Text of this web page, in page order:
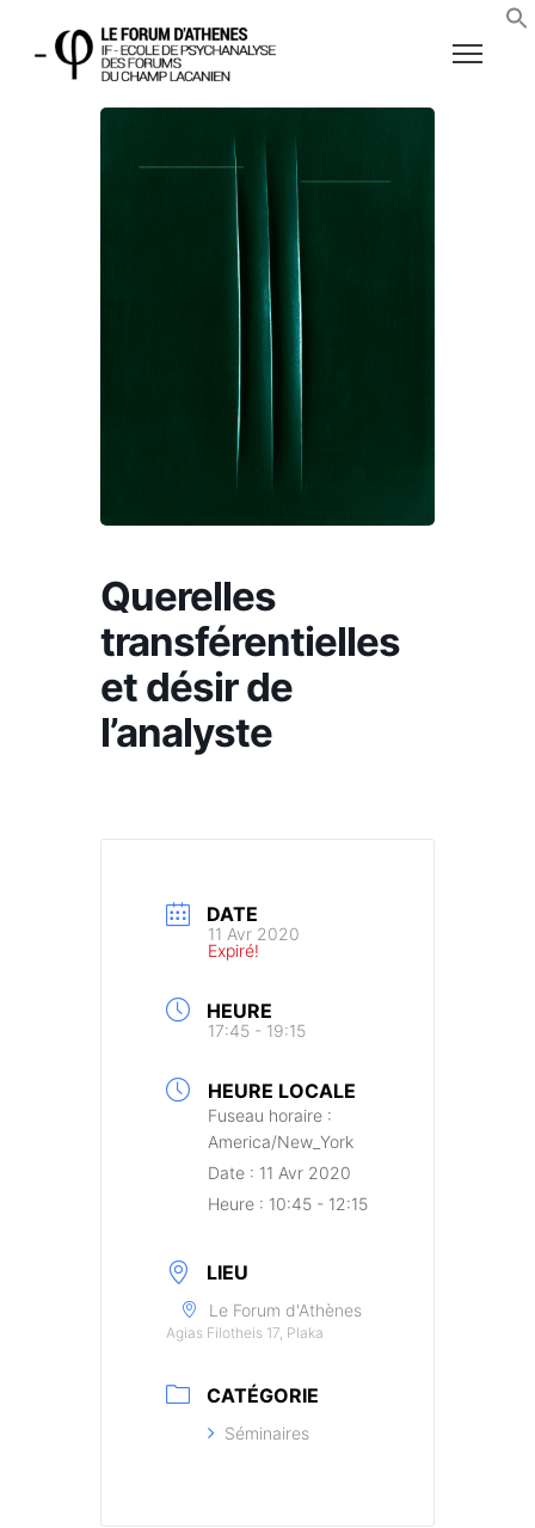
Querelles
transférentielles
et désir de
l’analyste
DATE
11 Avr 2020
Expiré!
HEURE
17:45 - 19:15
HEURE LOCALE
Fuseau horaire :
America/New_York
Date : 11 Avr 2020
Heure : 10:45 - 12:15
LIEU
Le Forum d'Athènes
Agias Filotheis 17, Plaka
CATÉGORIE
Séminaires